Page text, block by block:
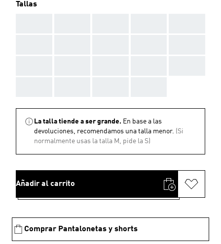
Tallas
La talla tiende a ser grande. En base a las
devoluciones, recomendamos una talla menor. (Si
normalmente usas la talla M, pide la S)
Añadir al carrito
Comprar Pantalonetas y shorts